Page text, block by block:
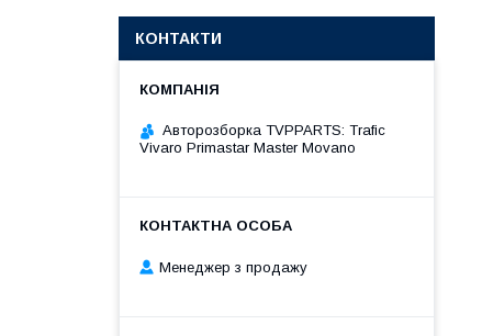
КОНТАКТИ
Авторозборка TVPPARTS: Trafic
Vivaro Primastar Master Movano
Менеджер з продажу